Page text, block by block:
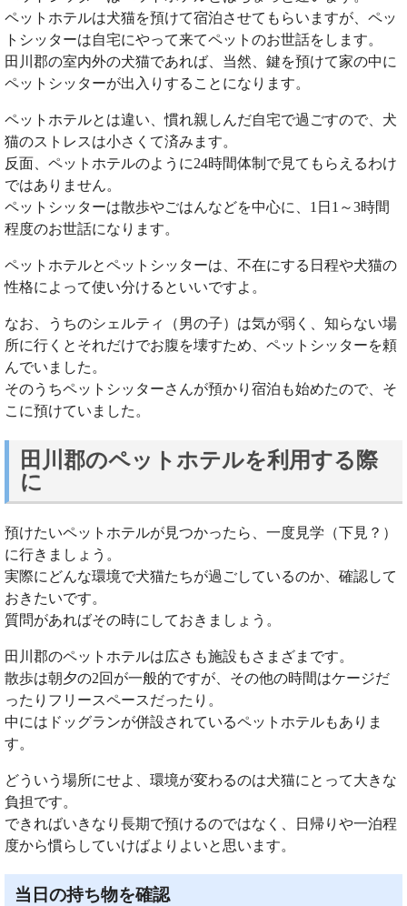
ペットホテルは犬猫を預けて宿泊させてもらいますが、ペッ
トシッターは自宅にやって来てペットのお世話をします。
田川郡の室内外の犬猫であれば、当然、鍵を預けて家の中に
ペットシッターが出入りすることになります。
ペットホテルとは違い、慣れ親しんだ自宅で過ごすので、犬
猫のストレスは小さくて済みます。
反面、ペットホテルのように24時間体制で見てもらえるわけ
ではありません。
ペットシッターは散歩やごはんなどを中心に、1日1～3時間
程度のお世話になります。
ペットホテルとペットシッターは、不在にする日程や犬猫の
性格によって使い分けるといいですよ。
なお、うちのシェルティ（男の子）は気が弱く、知らない場
所に行くとそれだけでお腹を壊すため、ペットシッターを頼
んでいました。
そのうちペットシッターさんが預かり宿泊も始めたので、そ
こに預けていました。
田川郡のペットホテルを利用する際
に
預けたいペットホテルが見つかったら、一度見学（下見？）
に行きましょう。
実際にどんな環境で犬猫たちが過ごしているのか、確認して
おきたいです。
質問があればその時にしておきましょう。
田川郡のペットホテルは広さも施設もさまざまです。
散歩は朝夕の2回が一般的ですが、その他の時間はケージだ
ったりフリースペースだったり。
中にはドッグランが併設されているペットホテルもありま
す。
どういう場所にせよ、環境が変わるのは犬猫にとって大きな
負担です。
できればいきなり長期で預けるのではなく、日帰りや一泊程
度から慣らしていけばよりよいと思います。
当日の持ち物を確認